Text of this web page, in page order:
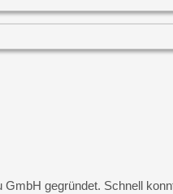
gegründet. Schnell